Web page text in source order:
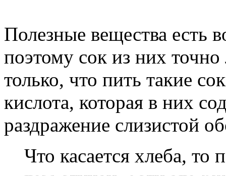
Полезные вещества есть
поэтому сок из них
только, что пить такие
кислота, которая в них
раздражение слизистой
Что касается хлеба, то